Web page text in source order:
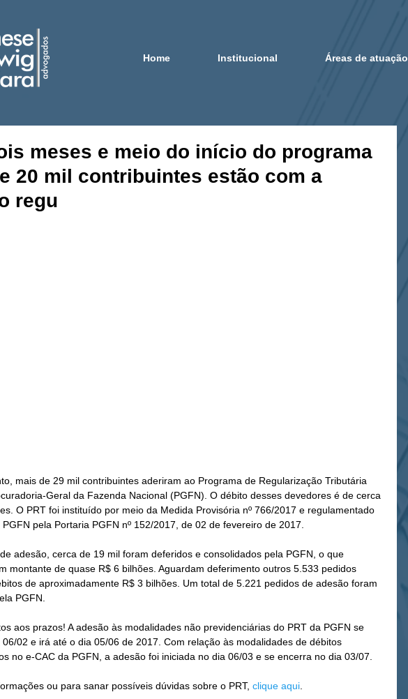
Home Institucional Áreas de atuação
meses e meio do início do programa
20 mil contribuintes estão com a
regu
mais de 29 mil contribuintes aderiram ao Programa de Regularização Tributária
Geral da Fazenda Nacional (PGFN). O débito desses devedores é de cerca
O PRT foi instituído por meio da Medida Provisória nº 766/2017 e regulamentado
pela Portaria PGFN nº 152/2017, de 02 de fevereiro de 2017.
adesão, cerca de 19 mil foram deferidos e consolidados pela PGFN, o que
montante de quase R$ 6 bilhões. Aguardam deferimento outros 5.533 pedidos
de aproximadamente R$ 3 bilhões. Um total de 5.221 pedidos de adesão foram
PGFN.
aos prazos! A adesão às modalidades não previdenciárias do PRT da PGFN se
06/02 e irá até o dia 05/06 de 2017. Com relação às modalidades de débitos
no e-CAC da PGFN, a adesão foi iniciada no dia 06/03 e se encerra no dia 03/07.
ou para sanar possíveis dúvidas sobre o PRT, clique aqui